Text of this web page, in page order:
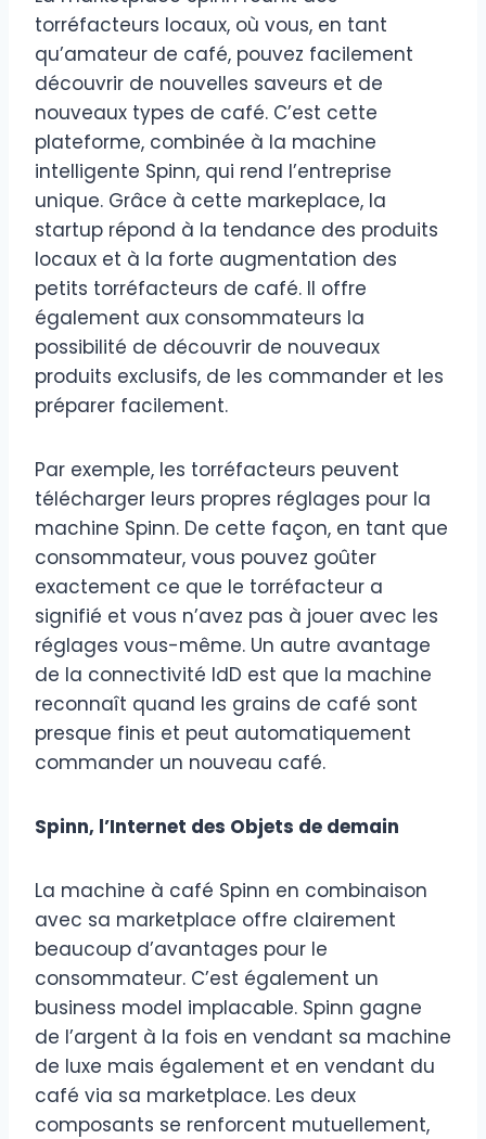
torréfacteurs locaux, où vous, en tant
qu’amateur de café, pouvez facilement
découvrir de nouvelles saveurs et de
nouveaux types de café. C’est cette
plateforme, combinée à la machine
intelligente Spinn, qui rend l’entreprise
unique. Grâce à cette markeplace, la
startup répond à la tendance des produits
locaux et à la forte augmentation des
petits torréfacteurs de café. Il offre
également aux consommateurs la
possibilité de découvrir de nouveaux
produits exclusifs, de les commander et les
préparer facilement.
Par exemple, les torréfacteurs peuvent
télécharger leurs propres réglages pour la
machine Spinn. De cette façon, en tant que
consommateur, vous pouvez goûter
exactement ce que le torréfacteur a
signifié et vous n’avez pas à jouer avec les
réglages vous-même. Un autre avantage
de la connectivité IdD est que la machine
reconnaît quand les grains de café sont
presque finis et peut automatiquement
commander un nouveau café.
Spinn, l’Internet des Objets de demain
La machine à café Spinn en combinaison
avec sa marketplace offre clairement
beaucoup d’avantages pour le
consommateur. C’est également un
business model implacable. Spinn gagne
de l’argent à la fois en vendant sa machine
de luxe mais également et en vendant du
café via sa marketplace. Les deux
composants se renforcent mutuellement,